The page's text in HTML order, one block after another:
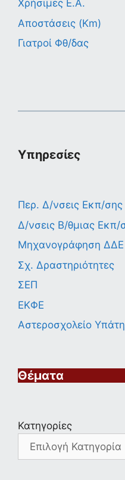
Χρήσιμες Ε.Α.
Αποστάσεις (Km)
Γιατροί Φθ/δας
Υπηρεσίες
Περ. Δ/νσεις Εκπ/σης
Δ/νσεις Β/θμιας Εκπ/
Μηχανογράφηση ΔΔΕ
Σχ. Δραστηριότητες
ΣΕΠ
ΕΚΦΕ
Αστεροσχολείο
Θέματα
Κατηγορίες